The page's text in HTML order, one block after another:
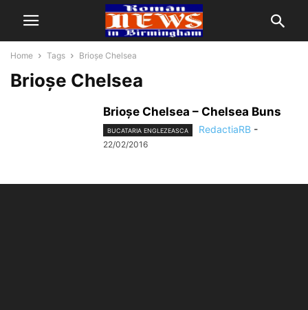
Home Tags Brioşe Chelsea
Brioşe Chelsea
Brioşe Chelsea – Chelsea Buns
BUCATARIA ENGLEZEASCA RedactiaRB -
22/02/2016